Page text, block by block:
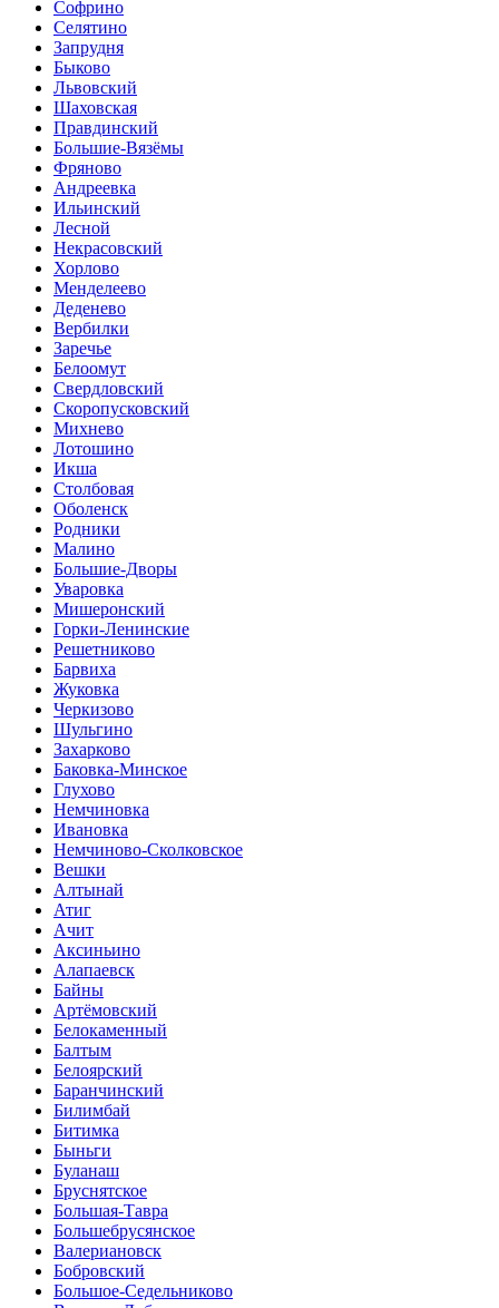
Софрино
Селятино
Запрудня
Быково
Львовский
Шаховская
Правдинский
Большие-Вязёмы
Фряново
Андреевка
Ильинский
Лесной
Некрасовский
Хорлово
Менделеево
Деденево
Вербилки
Заречье
Белоомут
Свердловский
Скоропусковский
Михнево
Лотошино
Икша
Столбовая
Оболенск
Родники
Малино
Большие-Дворы
Уваровка
Мишеронский
Горки-Ленинские
Решетниково
Барвиха
Жуковка
Черкизово
Шульгино
Захарково
Баковка-Минское
Глухово
Немчиновка
Ивановка
Немчиново-Сколковское
Вешки
Алтынай
Атиг
Ачит
Аксиньино
Алапаевск
Байны
Артёмовский
Белокаменный
Балтым
Белоярский
Баранчинский
Билимбай
Битимка
Быньги
Буланаш
Бруснятское
Большая-Тавра
Большебрусянское
Валериановск
Бобровский
Большое-Седельниково